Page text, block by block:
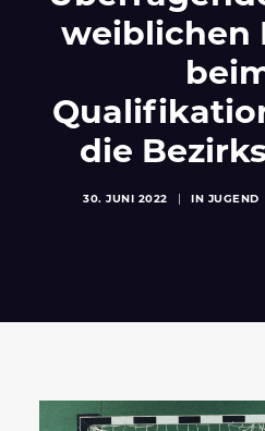
JUNIOR FLAMES
JUGEND
SPONSOREN & PARTNER
FAN-SHOP
weiblichen
die
30. JUNI 2022 IN JUGEND